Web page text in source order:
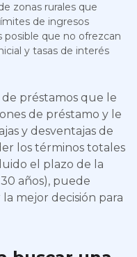
zonas rurales que
de ingresos
posible que no ofrezcan
y tasas de interés
préstamos que le
de préstamo y le
y desventajas de
los términos totales
el plazo de la
años), puede
mejor decisión para